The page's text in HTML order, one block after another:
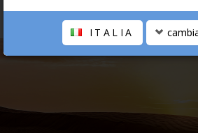
LA SCUOLA
ITALIA